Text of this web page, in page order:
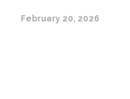
February 20, 2026